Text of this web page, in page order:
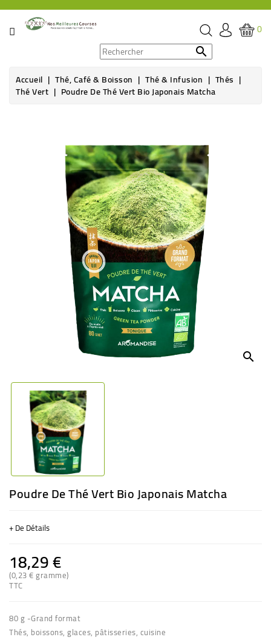
CATÉGORIE
ÉPICERIE
0

Accueil Thé, Café & Boisson Thé & Infusion Thés
Thé Vert Poudre De Thé Vert Bio Japonais Matcha
search
Poudre De Thé Vert Bio Japonais Matcha
+ De Détails
18,29 €
(0,23 € gramme)
TTC
80 g -Grand format
Thés, boissons, glaces, pâtisseries, cuisine